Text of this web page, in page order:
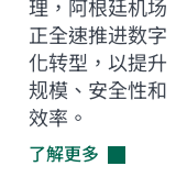
理，阿根廷机场
正全速推进数字
化转型，以提升
规模、安全性和
效率。
了解更多